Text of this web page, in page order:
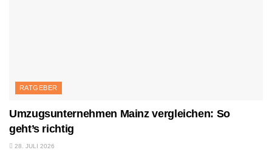
RATGEBER
Umzugsunternehmen Mainz vergleichen: So
geht’s richtig
28. JULI 2026